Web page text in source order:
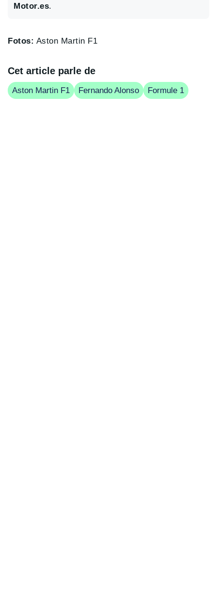
Motor.es.
Fotos: Aston Martin F1
Cet article parle de
Aston Martin F1 Fernando Alonso Formule 1